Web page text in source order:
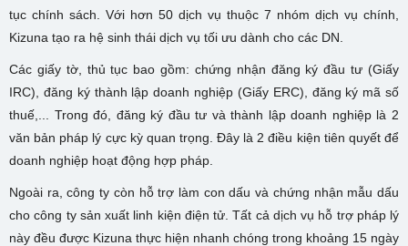
tục chính sách. Với hơn 50 dịch vụ thuộc 7 nhóm dịch vụ chính,
Kizuna tạo ra hệ sinh thái dịch vụ tối ưu dành cho các DN.
Các giấy tờ, thủ tục bao gồm: chứng nhận đăng ký đầu tư (Giấy
IRC), đăng ký thành lập doanh nghiệp (Giấy ERC), đăng ký mã số
thuế,... Trong đó, đăng ký đầu tư và thành lập doanh nghiệp là 2
văn bản pháp lý cực kỳ quan trọng. Đây là 2 điều kiện tiên quyết để
doanh nghiệp hoạt động hợp pháp.
Ngoài ra, công ty còn hỗ trợ làm con dấu và chứng nhận mẫu dấu
cho công ty sản xuất linh kiện điện tử. Tất cả dịch vụ hỗ trợ pháp lý
này đều được Kizuna thực hiện nhanh chóng trong khoảng 15 ngày